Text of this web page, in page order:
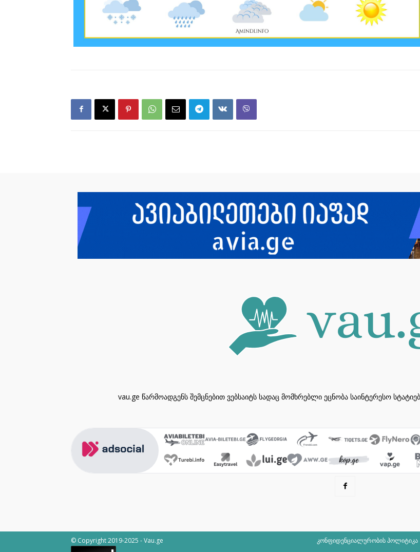
vau.ge წარმოადგენს შემცნებით ვებსაიტს სადაც მომხრებლი ეცნობა საინტერესო
კონფიდენციალურობის პოლიტიკა
© Copyright 2019-2025 - Vau.ge